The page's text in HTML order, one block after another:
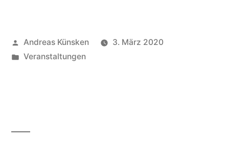
Andreas Künsken
3. März 2020
Veranstaltungen